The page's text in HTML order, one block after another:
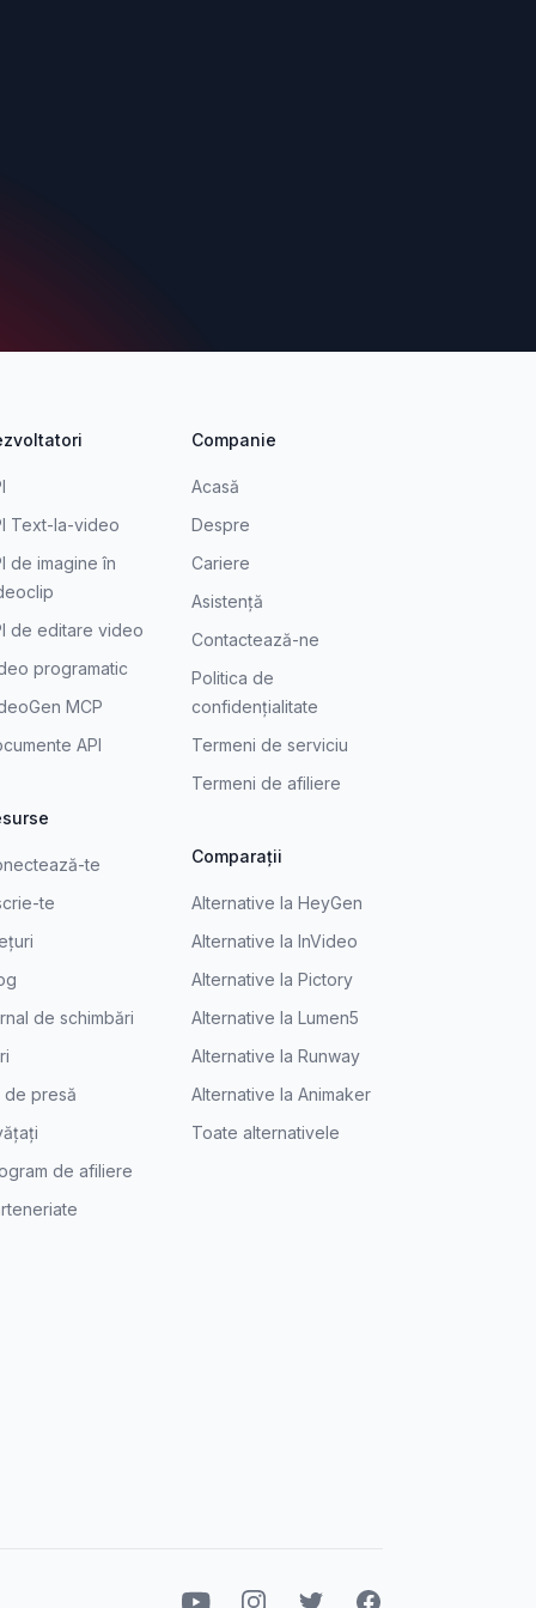
Text-la-video
de imagine în
de editare video
programatic
MCP
API
te
te
de schimbări
de presă
de afiliere
Companie
Acasă
Despre
Cariere
Asistență
Contactează-ne
Politica de
confidențialitate
Termeni de serviciu
Termeni de afiliere
Comparații
Alternative la HeyGen
Alternative la InVideo
Alternative la Pictory
Alternative la Lumen5
Alternative la Runway
Alternative la Animaker
Toate alternativele
YoutubeInstagramTwitterFacebook